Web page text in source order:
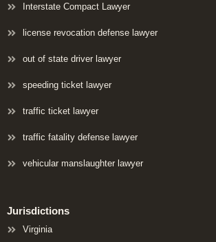
Interstate Compact Lawyer
license revocation defense lawyer
out of state driver lawyer
speeding ticket lawyer
traffic ticket lawyer
traffic fatality defense lawyer
vehicular manslaughter lawyer
Jurisdictions
Virginia